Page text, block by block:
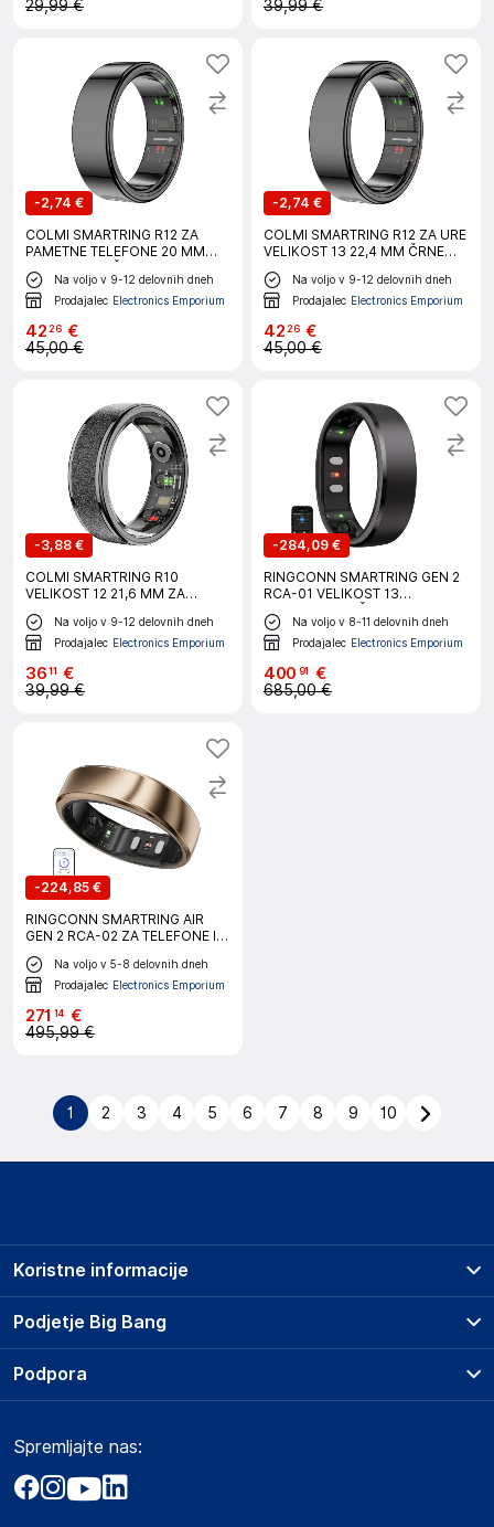
29,99 € 39,99 €
-2,74 €
COLMI SMARTRING R12 ZA
PAMETNE TELEFONE 20 MM
VELIKOST 10 ČRNE BOJE
UDOBEN ZA NOŠENJE
Na voljo v 9-12 delovnih dneh
Prodajalec Electronics Emporium
42 26 €
45,00 €
-2,74 €
COLMI SMARTRING R12 ZA URE
VELIKOST 13 22,4 MM ČRNE
BOJE INOVATIVNA
OBLIKOVANJE
Na voljo v 9-12 delovnih dneh
Prodajalec Electronics Emporium
42 26 €
45,00 €
-3,88 €
COLMI SMARTRING R10
VELIKOST 12 21,6 MM ZA
ANDROID IOS SPREMLJANJE
SPANJA IN SRČNEGA UTRIPA
Na voljo v 9-12 delovnih dneh
Prodajalec Electronics Emporium
3611 €
39,99 €
-284,09 €
RINGCONN SMARTRING GEN 2
RCA-01 VELIKOST 13
ZDRAVSTVENI ČRNI SLEDILNIK
Na voljo v 8-11 delovnih dneh
Prodajalec Electronics Emporium
400 91 €
685,00 €
-224,85 €
RINGCONN SMARTRING AIR
GEN 2 RCA-02 ZA TELEFONE IN
TABLICE ZLATE VELIKOSTI
Na voljo v 5-8 delovnih dneh
Prodajalec Electronics Emporium
271 14 €
495,99 €
1 2 3 4 5 6 7 8 9 10
Podjetje Big Bang
O podjetju
Obvestila za javnost
Akt o digitalnih storitvah
Koristne informacije
Prodajna mesta
Storitve
Dostava, vnos in odvoz
Zavarovanje izdelkov
Podpora
Marketplace
Kako oddati naročilo?
Spremljajte nas: